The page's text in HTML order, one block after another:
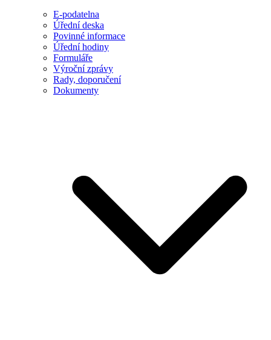
E-podatelna
Úřední deska
Povinné informace
Úřední hodiny
Formuláře
Výroční zprávy
Rady, doporučení
Dokumenty